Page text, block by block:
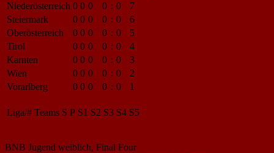
Niederösterreich 0 0 0 0 : 0
7
Steiermark
0 0 0 0 : 0
6
Oberösterreich
0 0 0 0 : 0
5
Tirol
0 0 0 0 : 0
4
Kärnten
0 0 0 0 : 0
3
Wien
0 0 0 0 : 0
2
Vorarlberg
0 0 0 0 : 0 1
Liga/# Teams S P S1 S2 S3 S4 S5
BNB Jugend weiblich, Final Four